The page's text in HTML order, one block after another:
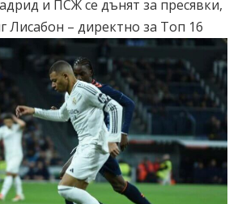
и ПСЖ се дънят за пресявки,
Лисабон – директно за Топ 16